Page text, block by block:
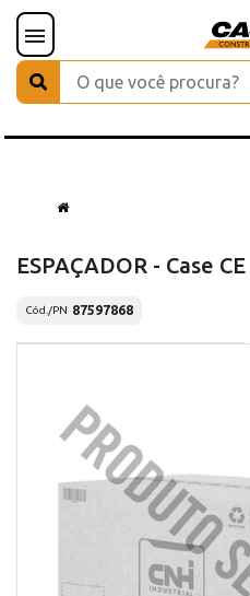
ESPAÇADOR - Case CE
Cód./PN 87597868